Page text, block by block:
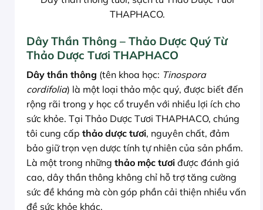
THAPHACO.
Dây Thần Thông – Thảo Dược Quý Từ
Thảo Dược Tươi THAPHACO
Dây thần thông (tên khoa học: Tinospora
cordifolia) là một loại thảo mộc quý, được biết đến
rộng rãi trong y học cổ truyền với nhiều lợi ích cho
sức khỏe. Tại Thảo Dược Tươi THAPHACO, chúng
tôi cung cấp thảo dược tươi, nguyên chất, đảm
bảo giữ trọn vẹn dược tính tự nhiên của sản phẩm.
Là một trong những thảo mộc tươi được đánh giá
cao, dây thần thông không chỉ hỗ trợ tăng cường
sức đề kháng mà còn góp phần cải thiện nhiều vấn
đề sức khỏe khác.